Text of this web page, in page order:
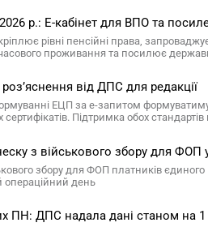
р.: Е-кабінет для ВПО та
рівні пенсійні права,
проживання та посилює
від ДПС для редакції
ЕЦП за е-запитом
Підтримка обох
з військового збору для ФОП
збору для ФОП платників єдиного
операційний день
ПН: ДПС надала дані станом на 1